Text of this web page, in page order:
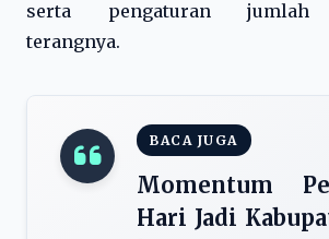
serta pengaturan jumlah
terangnya.
BACA JUGA
Momentum
Hari Jadi